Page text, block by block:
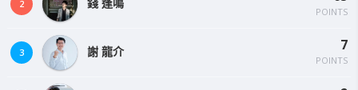
2
POINTS
3 謝 龍介 7
POINTS